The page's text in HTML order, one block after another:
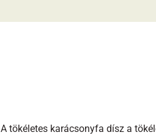
A tökéletes karácsonyfa dísz a